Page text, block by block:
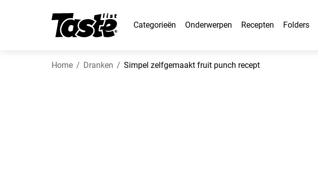
Categorieën Onderwerpen Recepten Folders
Home Dranken Simpel zelfgemaakt fruit punch recept